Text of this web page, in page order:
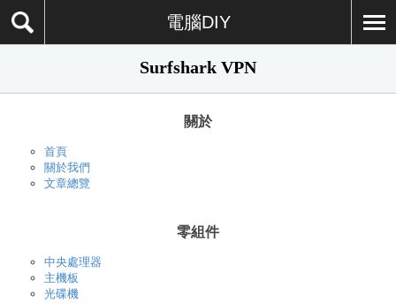
電腦DIY
Surfshark VPN
關於
首頁
關於我們
文章總覽
零組件
中央處理器
主機板
光碟機